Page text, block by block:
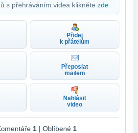
s přehráváním videa klikněte zde
Přidej
k přátelům
Přeposlat
mailem
Nahlásit
video
1 | Oblíbené 1